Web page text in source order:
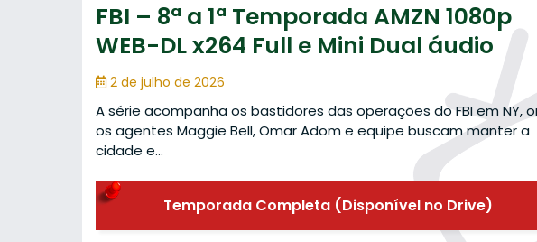
FBI – 8ª a 1ª Temporada AMZN 1080p
WEB-DL x264 Full e Mini Dual áudio
2 de julho de 2026
A série acompanha os bastidores das operações do FBI em NY,
os agentes Maggie Bell, Omar Adom e equipe buscam manter a
cidade e…
Temporada Completa (Disponível no Drive)